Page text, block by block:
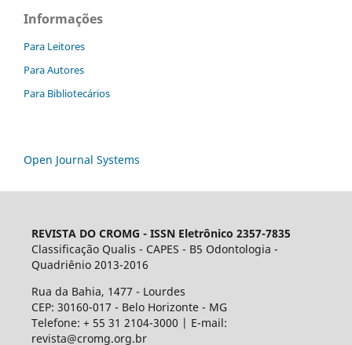
Informações
Para Leitores
Para Autores
Para Bibliotecários
Open Journal Systems
REVISTA DO CROMG - ISSN Eletrônico 2357-7835
Classificação Qualis - CAPES - B5 Odontologia -
Quadriênio 2013-2016
Rua da Bahia, 1477 - Lourdes
CEP: 30160-017 - Belo Horizonte - MG
Telefone: + 55 31 2104-3000 | E-mail:
revista@cromg.org.br